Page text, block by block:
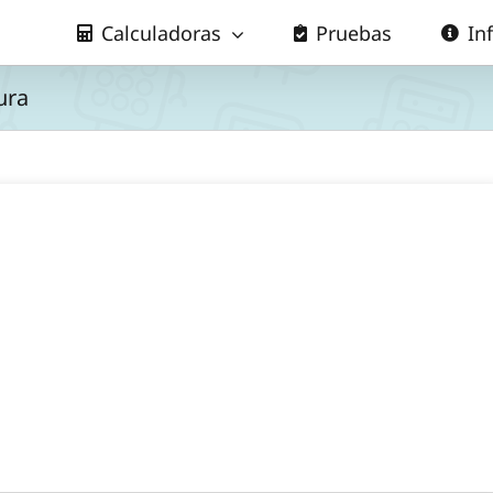
Calculadoras Pruebas